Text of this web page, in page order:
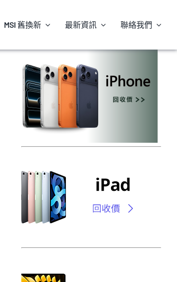
MSI 舊換新 最新資訊 聯絡我們